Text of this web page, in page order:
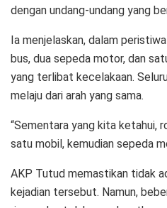
dengan undang-undang yang
Ia menjelaskan, dalam
bus, dua sepeda motor, dan
yang terlibat kecelakaan.
melaju dari arah yang sama.
“Sementara yang kita ketahui,
satu mobil, kemudian sepeda
AKP Tutud memastikan tidak
kejadian tersebut. Namun,